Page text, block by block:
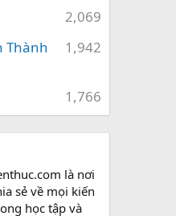
2,069
1,942
Thành
1,766
là nơi
sẻ về mọi kiến
học tập và